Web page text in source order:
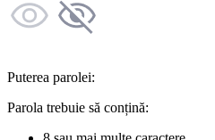
Puterea parolei:
Parola trebuie să conțină: